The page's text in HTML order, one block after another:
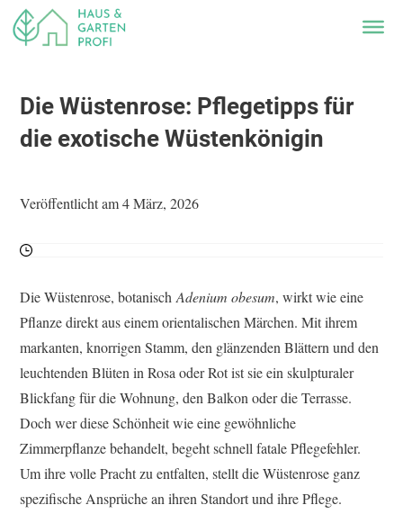
Die Wüstenrose: Pflegetipps für
die exotische Wüstenkönigin
Veröffentlicht am 4 März, 2026
Die Wüstenrose, botanischAdenium obesum, wirkt wie eine
Pflanze direkt aus einem orientalischen Märchen. Mit ihrem
markanten, knorrigen Stamm, den glänzenden Blättern und den
leuchtenden Blüten in Rosa oder Rot ist sie ein skulpturaler
Blickfang für die Wohnung, den Balkon oder die Terrasse.
Doch wer diese Schönheit wie eine gewöhnliche
Zimmerpflanze behandelt, begeht schnell fatale Pflegefehler.
Um ihre volle Pracht zu entfalten, stellt die Wüstenrose ganz
spezifische Ansprüche an ihren Standort und ihre Pflege.